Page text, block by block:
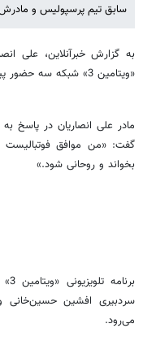
سابق تیم پرسپولیس و
به گزارش خبرآنلاین، علی
«ویتامین 3» شبکه سه حضور پیدا کرد.
مادر علی انصاریان در پاسخ
گفت: «من موافق
بخواند و روحانی شود.»
سردبیری افشین حسین‌خانی
می‌رود.